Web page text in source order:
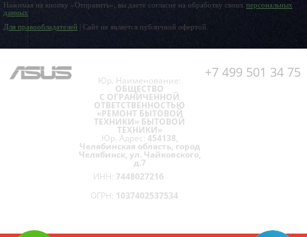
Нажимая на кнопку «Отправить», вы даете согласие на обработку своих персональных
данных
Для правообладателей | Сайт не является публичной офертой.
+7 499 501 34 75
Юр. Наименование:
ОБЩЕСТВО
С ОГРАНИЧЕННОЙ
ОТВЕТСТВЕННОСТЬЮ
«РЕМОНТ БЫТОВОЙ
ТЕХНИКИ» БЫТОВОЙ
ТЕХНИКИ»
Юр. Адрес: 454138,
Челябинская область, город
Челябинск, ул. Чайковского,
д.7
ИНН: 7448027216
ОГРН: 1037402537534